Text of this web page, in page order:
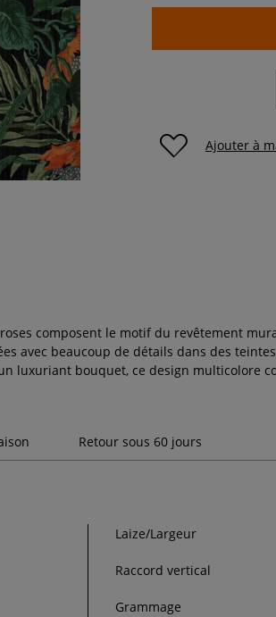
Ajouter à
composent le motif du revêtement
avec beaucoup de détails dans des
luxuriant bouquet, ce design multicolore
Retour sous 60 jours
Laize/Largeur
Raccord vertical
Grammage